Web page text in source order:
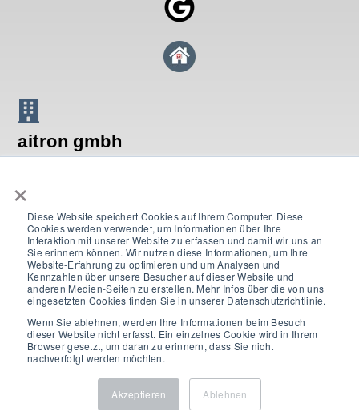
×
Diese Website speichert Cookies auf Ihrem Computer. Diese
Cookies werden verwendet, um Informationen über Ihre
Interaktion mit unserer Website zu erfassen und damit wir uns an
Sie erinnern können. Wir nutzen diese Informationen, um Ihre
Website-Erfahrung zu optimieren und um Analysen und
Kennzahlen über unsere Besucher auf dieser Website und
anderen Medien-Seiten zu erstellen. Mehr Infos über die von uns
eingesetzten Cookies finden Sie in unserer Datenschutzrichtlinie.
Wenn Sie ablehnen, werden Ihre Informationen beim Besuch
dieser Website nicht erfasst. Ein einzelnes Cookie wird in Ihrem
Browser gesetzt, um daran zu erinnern, dass Sie nicht
nachverfolgt werden möchten.
Akzeptieren Ablehnen
aitron gmbh
CH-8134 Adliswil
T +41 44 552 67 21
contact@swissdkm.ch
© 2024. Alle Rechte vorbehalten.AGB|Impressum und
Datenschutz